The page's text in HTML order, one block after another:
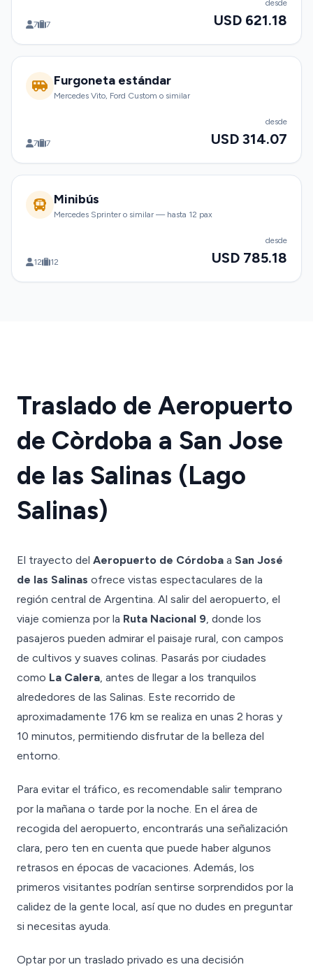
7 7
desde
USD 621.18
Furgoneta estándar
Mercedes Vito, Ford Custom o similar
7 7
desde
USD 314.07
Minibús
Mercedes Sprinter o similar — hasta 12 pax
12 12
desde
USD 785.18
Traslado de Aeropuerto
de Còrdoba a San Jose
de las Salinas (Lago
Salinas)
El trayecto del Aeropuerto de Córdoba a San José
de las Salinas ofrece vistas espectaculares de la
región central de Argentina. Al salir del aeropuerto, el
viaje comienza por la Ruta Nacional 9, donde los
pasajeros pueden admirar el paisaje rural, con campos
de cultivos y suaves colinas. Pasarás por ciudades
como La Calera, antes de llegar a los tranquilos
alrededores de las Salinas. Este recorrido de
aproximadamente 176 km se realiza en unas 2 horas y
10 minutos, permitiendo disfrutar de la belleza del
entorno.
Para evitar el tráfico, es recomendable salir temprano
por la mañana o tarde por la noche. En el área de
recogida del aeropuerto, encontrarás una señalización
clara, pero ten en cuenta que puede haber algunos
retrasos en épocas de vacaciones. Además, los
primeros visitantes podrían sentirse sorprendidos por la
calidez de la gente local, así que no dudes en preguntar
si necesitas ayuda.
Optar por un traslado privado es una decisión